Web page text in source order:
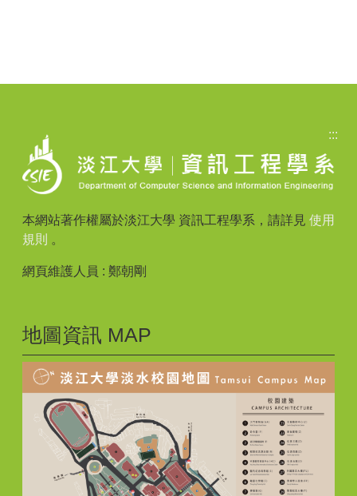
:::
本網站著作權屬於淡江大學 資訊工程學系，請詳見 使用
規則 。
網頁維護人員 : 鄭朝剛
地圖資訊 MAP